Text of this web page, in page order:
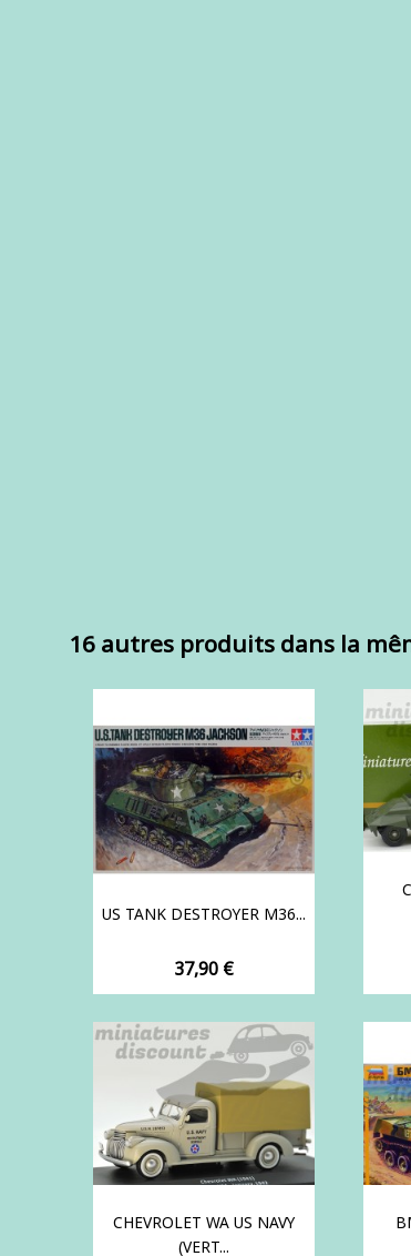
16 autres produits dans la
US TANK DESTROYER M36...
Prix
37,90 €
CHEVROLET WA US NAVY
(VERT...